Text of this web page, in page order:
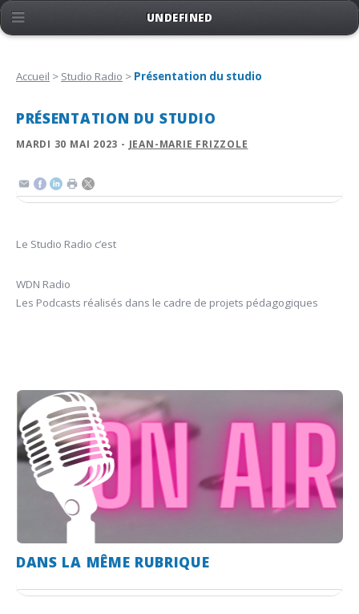
Accueil > Studio Radio > Présentation du studio
PRÉSENTATION DU STUDIO
MARDI 30 MAI 2023 - JEAN-MARIE FRIZZOLE
Le Studio Radio c’est
WDN Radio
Les Podcasts réalisés dans le cadre de projets pédagogiques
DANS LA MÊME RUBRIQUE
UNDEFINED